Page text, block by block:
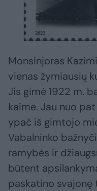
Monsinjoras
vienas žymiausių
Jis gimė 1922 m.
kaime. Jau nuo
ypač iš gimtojo
Vabalninko
ramybės ir
būtent
paskatino svajonę